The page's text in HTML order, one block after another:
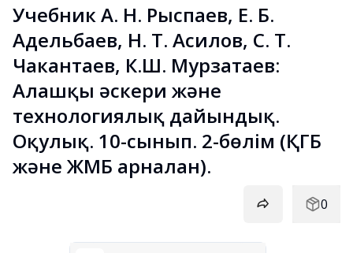
Учебник А. Н. Рыспаев, Е. Б.
Адельбаев, Н. Т. Асилов, С. Т.
Чакантаев, К.Ш. Мурзатаев:
Алғашқы әскери және
технологиялық дайындық.
Оқулық. 10-сынып. 2-бөлім (ҚГБ
және ЖМБ арналған).
0